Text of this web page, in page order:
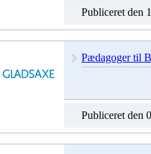
Publiceret den
Pædagoger til
Publiceret den